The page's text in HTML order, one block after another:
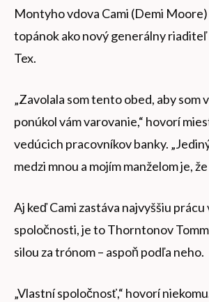
Montyho vdova Cami (Demi
topánok ako nový generálny
Tex.
„Zavolala som tento obed, aby som
ponúkol vám varovanie,“ hovorí
vedúcich pracovníkov banky.
medzi mnou a mojím manželom je, že
Aj keď Cami zastáva najvyššiu prácu
spoločnosti, je to Thorntonov
silou za trónom – aspoň podľa neho.
„Vlastní spoločnosť,“ hovorí